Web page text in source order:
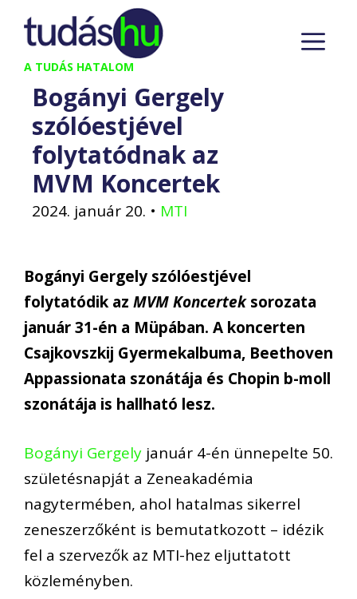
Kilépés
tartalomba
A TUDÁS HATALOM
Bogányi Gergely
szólóestjével
folytatódnak az
MVM Koncertek
2024. január 20. • MTI
Bogányi Gergely szólóestjével
folytatódik az MVM Koncerteksorozata
január 31-én a Müpában. A koncerten
Csajkovszkij Gyermekalbuma, Beethoven
Appassionata szonátája és Chopin b-moll
szonátája is hallható lesz.
Bogányi Gergely január 4-én ünnepelte 50.
születésnapját a Zeneakadémia
nagytermében, ahol hatalmas sikerrel
zeneszerzőként is bemutatkozott – idézik
fel a szervezők az MTI-hez eljuttatott
közleményben.